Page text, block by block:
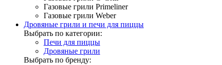
Газовые грили Primeliner
Газовые грили Weber
Дровяные грили и печи для пиццы
Выбрать по категории:
Печи для пиццы
Дровяные грили
Выбрать по бренду: